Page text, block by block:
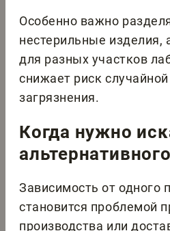
Особенно важно
нестерильные
для разных участков
снижает риск
загрязнения.
Когда нужно
Зависимость от одного
становится проблемой
производства или